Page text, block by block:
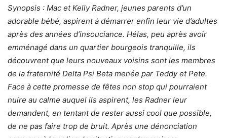
Synopsis : Mac et Kelly Radner, jeunes parents d’un
adorable bébé, aspirent à démarrer enfin leur vie d’adultes
après des années d’insouciance. Hélas, peu après avoir
emménagé dans un quartier bourgeois tranquille, ils
découvrent que leurs nouveaux voisins sont les membres
de la fraternité Delta Psi Beta menée par Teddy et Pete.
Face à cette promesse de fêtes non stop qui pourraient
nuire au calme auquel ils aspirent, les Radner leur
demandent, en tentant de rester aussi cool que possible,
de ne pas faire trop de bruit. Après une dénonciation